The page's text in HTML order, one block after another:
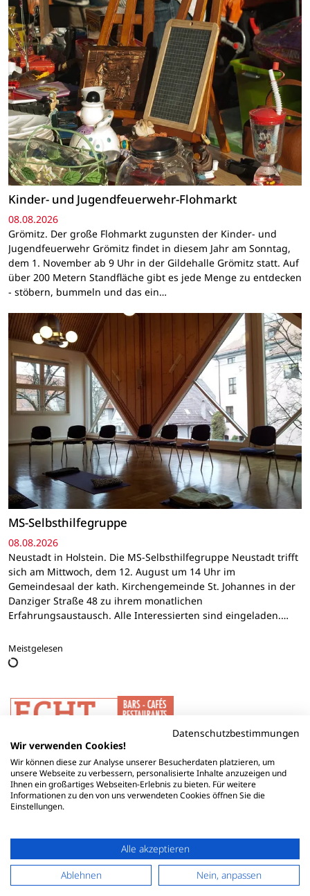
Kinder- und Jugendfeuerwehr-Flohmarkt
08.08.2026
Grömitz. Der große Flohmarkt zugunsten der Kinder- und
Jugendfeuerwehr Grömitz findet in diesem Jahr am Sonntag,
dem 1. November ab 9 Uhr in der Gildehalle Grömitz statt. Auf
über 200 Metern Standfläche gibt es jede Menge zu entdecken
- stöbern, bummeln und das ein…
MS-Selbsthilfegruppe
08.08.2026
Neustadt in Holstein. Die MS-Selbsthilfegruppe Neustadt trifft
sich am Mittwoch, dem 12. August um 14 Uhr im
Gemeindesaal der kath. Kirchengemeinde St. Johannes in der
Danziger Straße 48 zu ihrem monatlichen
Erfahrungsaustausch. Alle Interessierten sind eingeladen.…
Meistgelesen
Datenschutzbestimmungen
Wir verwenden Cookies!
Wir können diese zur Analyse unserer Besucherdaten platzieren, um
unsere Webseite zu verbessern, personalisierte Inhalte anzuzeigen und
Ihnen ein großartiges Webseiten-Erlebnis zu bieten. Für weitere
Informationen zu den von uns verwendeten Cookies öffnen Sie die
Einstellungen.
Alle akzeptieren
Ablehnen
Nein, anpassen